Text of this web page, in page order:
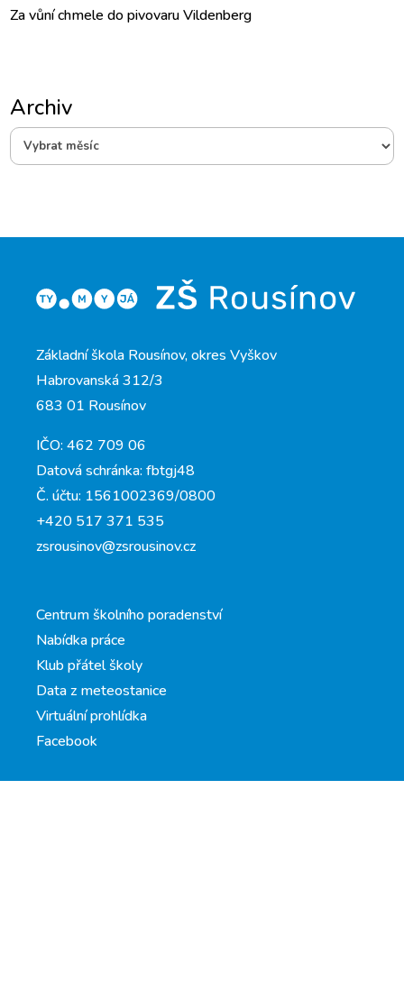
Za vůní chmele do pivovaru Vildenberg
ArchivArchiv
Základní škola Rousínov, okres Vyškov
Habrovanská 312/3
683 01 Rousínov
IČO: 462 709 06
Datová schránka: fbtgj48
Č. účtu: 1561002369/0800
+420 517 371 535
zsrousinov@zsrousinov.cz
Centrum školního poradenství
Nabídka práce
Klub přátel školy
Data z meteostanice
Virtuální prohlídka
Facebook